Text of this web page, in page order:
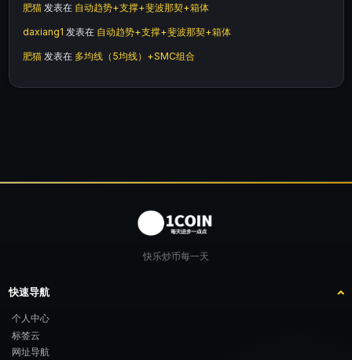
肥猫 发表在 自动趋势+支撑+斐波那契+箱体
daxiang1 发表在 自动趋势+支撑+斐波那契+箱体
肥猫 发表在 多均线（5均线）+SMC组合
快乐炒币每一天
快速导航
个人中心
标签云
网址导航